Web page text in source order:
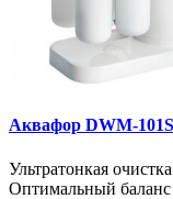
Аквафор DWM-
Ультратонкая
Оптимальный